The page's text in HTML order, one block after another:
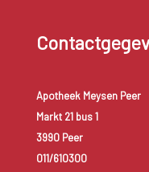
Apotheek Meysen Peer
Markt 21 bus 1
3990 Peer
011/610300